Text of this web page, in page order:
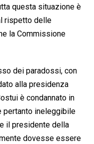
questa situazione è
rispetto delle
la Commissione
dei paradossi, con
alla presidenza
è condannato in
pertanto ineleggibile
il presidente della
dovesse essere